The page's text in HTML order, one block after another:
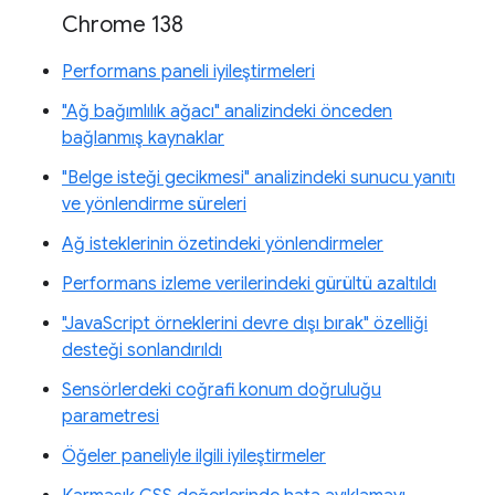
Chrome 138
Performans paneli iyileştirmeleri
"Ağ bağımlılık ağacı" analizindeki önceden
bağlanmış kaynaklar
"Belge isteği gecikmesi" analizindeki sunucu yanıtı
ve yönlendirme süreleri
Ağ isteklerinin özetindeki yönlendirmeler
Performans izleme verilerindeki gürültü azaltıldı
"JavaScript örneklerini devre dışı bırak" özelliği
desteği sonlandırıldı
Sensörlerdeki coğrafi konum doğruluğu
parametresi
Öğeler paneliyle ilgili iyileştirmeler